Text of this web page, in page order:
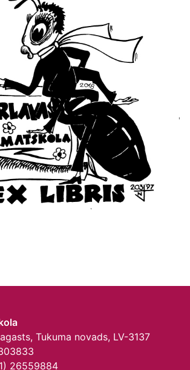
Tukuma novads, LV-3137
26559884